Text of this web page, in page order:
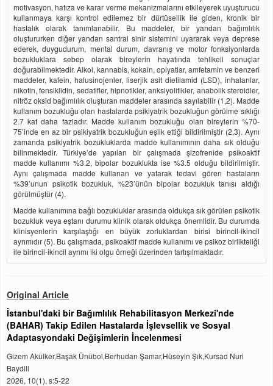
motivasyon, hafıza ve karar verme mekanizmalarını etkileyerek uyuşturucu
kullanmaya karşı kontrol edilemez bir dürtüsellik ile giden, kronik bir
hastalık olarak tanımlanabilir. Bu maddeler, bir yandan bağımlılık
oluştururken diğer yandan santral sinir sistemini uyararak veya deprese
ederek, duygudurum, mental durum, davranış ve motor fonksiyonlarda
bozukluklara sebep olarak bireylerin hayatında tehlikeli sonuçlar
doğurabilmektedir. Alkol, kannabis, kokain, opiyatlar, amfetamin ve benzeri
maddeler, kafein, halusinojenler, liserjik asit dietilamid (LSD), inhalanlar,
nikotin, fensiklidin, sedatifler, hipnotikler, anksiyolitikler, anabolik steroidler,
nitröz oksid bağımlılık oluşturan maddeler arasında sayılabilir (1,2). Madde
kullanım bozukluğu olan hastalarda psikiyatrik bozukluğun görülme sıklığı
2.7 kat daha fazladır. Madde kullanım bozukluğu olan bireylerin %70-
75’inde en az bir psikiyatrik bozukluğun eşlik ettiği bildirilmiştir (2,3). Aynı
zamanda psikiyatrik bozukluklarda madde kullanımının daha sık olduğu
bilinmektedir. Türkiye’de yapılan bir çalışmada şizofrenide psikoaktif
madde kullanımı %3.2, bipolar bozuklukta ise %3.5 olduğu bildirilmiştir.
Aynı çalışmada madde kullanan ve yatarak tedavi gören hastaların
%39’unun psikotik bozukluk, %23’ünün bipolar bozukluk tanısı aldığı
görülmüştür (4).
Madde kullanımına bağlı bozukluklar arasında oldukça sık görülen psikotik
bozukluk veya eştanı durumu klinik olarak oldukça önemlidir. Bu durumda
klinisyenlerin karşılaştığı en büyük zorluklardan birisi birincil-ikincil
ayrımıdır (5). Bu çalışmada, psikoaktif madde kullanımı ve psikoz birlikteliği
ile birincil-ikincil ayrımı iki olgu örneği üzerinden tartışılmaktadır.
Original Article
İstanbul'daki bir Bağımlılık Rehabilitasyon Merkezi'nde
(BAHAR) Takip Edilen Hastalarda İşlevsellik ve Sosyal
Adaptasyondaki Değişimlerin İncelenmesi
Gizem Akülker,Başak Ünübol,Berhudan Şamar,Hüseyin Şık,Kursad Nuri
Baydili
2026, 10(1), s:5-22